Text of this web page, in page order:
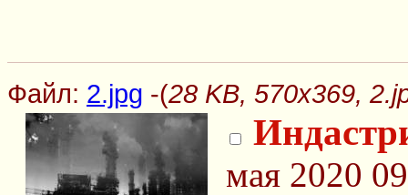
Файл: 2.jpg -(28 KB, 570x369,
мая 2020